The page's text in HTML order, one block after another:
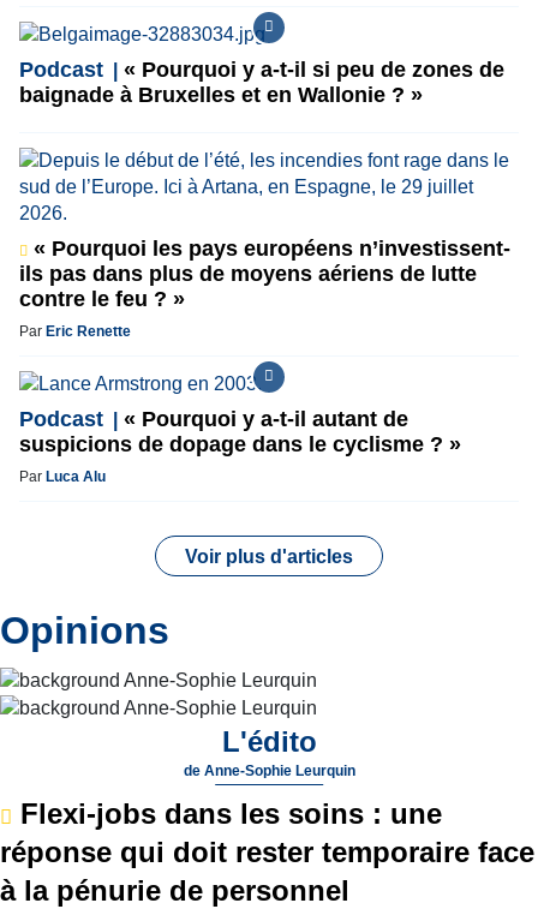
Podcast
« Pourquoi y a-t-il si peu de zones de
baignade à Bruxelles et en Wallonie ? »
« Pourquoi les pays européens n’investissent-
ils pas dans plus de moyens aériens de lutte
contre le feu ? »
Par Eric Renette
Podcast
« Pourquoi y a-t-il autant de
suspicions de dopage dans le cyclisme ? »
Par Luca Alu
Voir plus d'articles
Opinions
L'édito
de Anne-Sophie Leurquin
Flexi-jobs dans les soins : une
réponse qui doit rester temporaire face
à la pénurie de personnel